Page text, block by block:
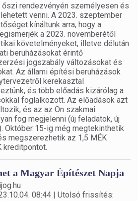
őszi rendezvényén személyesen és
venni. A 2023. szeptember
kínáltunk arra, hogy a
a 2023. novemberétől
követelményeket, illetve délután
beruházásokat érintő
jogszabály változásokat és
Az állami építési beruházások
kerekasztal
és több előadás kizárólag a
foglalkozott. Az előadások azt
és az az Ön szakmai
fog megjelenni (új feladatok, új
Október 15-ig még megtekinthetik
megszerezhetik az 1,5 MÉK
kreditpontot.
a Magyar Építészet Napja
08:44 | Utolsó frissítés: